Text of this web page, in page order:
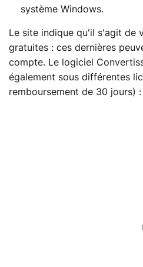
système Windows.
Le site indique qu'il s'agit de
gratuites : ces dernières
compte. Le logiciel
également sous différentes
remboursement de 30 jours) :